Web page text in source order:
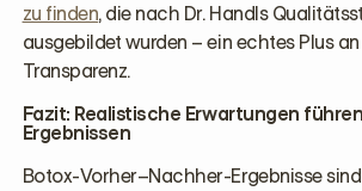
zu finden, die nach Dr. Handls
ausgebildet wurden – ein echtes Plus
Transparenz.
Fazit: Realistische Erwartungen
Ergebnissen
Botox-Vorher–Nachher-Ergebnisse